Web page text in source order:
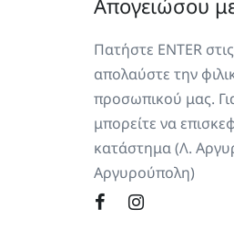
Πατήστε ENTER
απολαύστε την
προσωπικού μας.
μπορείτε να
κατάστημα (Λ.
Αργυρούπολη)